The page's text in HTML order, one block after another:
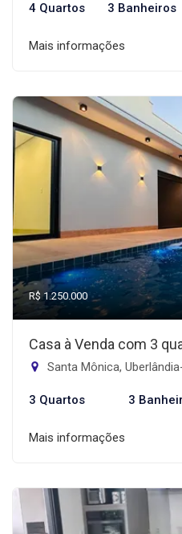
4 Quartos 3 Banheiros
Mais informações
R$ 1.250.000
Casa à Venda com 3
Santa Mônica,
3 Quartos 3
Mais informações